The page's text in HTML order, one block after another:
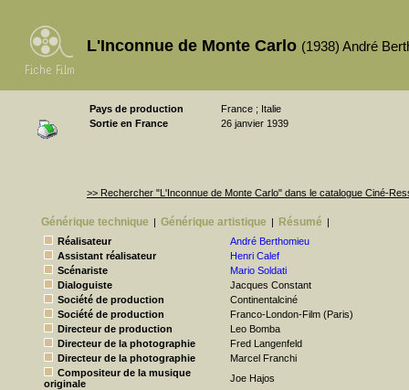
L'Inconnue de Monte Carlo (1938) André
Pays de production
France ; Italie
Sortie en France
26 janvier 1939
>> Rechercher "L'Inconnue de Monte Carlo" dans le catalogue Ciné-
Générique technique | Générique artistique | Résumé |
Réalisateur
André Berthomieu
Assistant réalisateur
Henri Calef
Scénariste
Mario Soldati
Dialoguiste
Jacques Constant
Société de production
Continentalciné
Société de production
Franco-London-Film (Paris)
Directeur de production
Leo Bomba
Directeur de la photographie
Fred Langenfeld
Directeur de la photographie
Marcel Franchi
Compositeur de la musique
originale
Joe Hajos